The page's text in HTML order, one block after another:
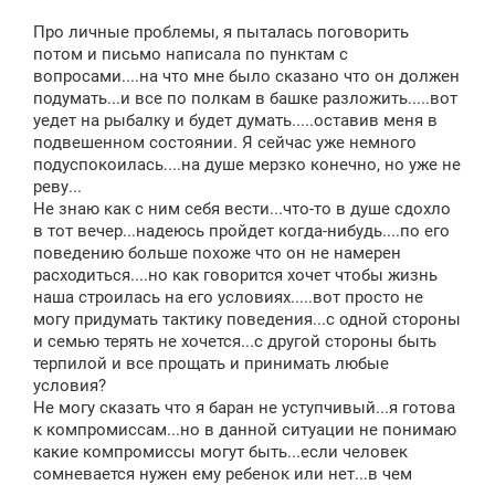
Про личные проблемы, я пыталась поговорить
потом и письмо написала по пунктам с
вопросами....на что мне было сказано что он должен
подумать...и все по полкам в башке разложить.....вот
уедет на рыбалку и будет думать.....оставив меня в
подвешенном состоянии. Я сейчас уже немного
подуспокоилась....на душе мерзко конечно, но уже не
реву...
Не знаю как с ним себя вести...что-то в душе сдохло
в тот вечер...надеюсь пройдет когда-нибудь....по его
поведению больше похоже что он не намерен
расходиться....но как говорится хочет чтобы жизнь
наша строилась на его условиях.....вот просто не
могу придумать тактику поведения...с одной стороны
и семью терять не хочется...с другой стороны быть
терпилой и все прощать и принимать любые
условия?
Не могу сказать что я баран не уступчивый...я готова
к компромиссам...но в данной ситуации не понимаю
какие компромиссы могут быть...если человек
сомневается нужен ему ребенок или нет...в чем